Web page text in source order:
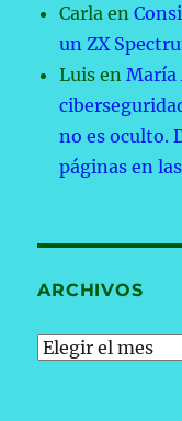
Carla en
un ZX
Luis enMaría
no es oculto.
páginas en
ARCHIVOS
Archivos